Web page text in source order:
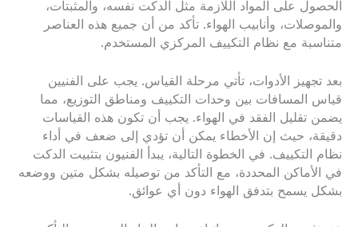
الحصول على المواد اللازمة مثل الدكت نفسه، والمثبتات،
والموصلات، وأنابيب الهواء. تأكد من أن جميع هذه العناصر
متناسبة مع نظام التكييف المركزي المستخدم.
بعد تجهيز الأدوات، تأتي مرحلة القياس. يجب على الفنيين
قياس المسافات بين وحدات التكييف ومناطق التوزيع، مما
يضمن تقليل الفقد في الهواء. يجب أن تكون هذه القياسات
دقيقة، حيث إن الأخطاء يمكن أن تؤدي إلى ضعف في أداء
نظام التكييف. في الخطوة التالية، يبدأ الفنيون بتثبيت الدكت
في الأماكن المحددة، مع التأكد من توصيله بشكل متين ووضعه
بشكل يسمح بتدفق الهواء دون أي عوائق.